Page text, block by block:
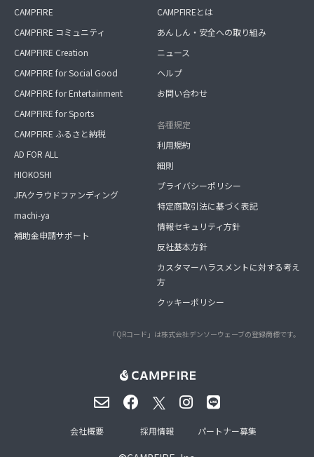
CAMPFIRE
CAMPFIRE コミュニティ
CAMPFIRE Creation
CAMPFIRE for Social Good
CAMPFIRE for Entertainment
CAMPFIRE for Sports
CAMPFIRE ふるさと納税
AD FOR ALL
HIOKOSHI
JFAクラウドファンディング
machi-ya
補助金申請サポート
CAMPFIREとは
あんしん・安全への取り組み
ニュース
ヘルプ
お問い合わせ
各種規定
利用規約
細則
プライバシーポリシー
特定商取引法に基づく表記
情報セキュリティ方針
反社基本方針
カスタマーハラスメントに対する考え
方
クッキーポリシー
「QRコード」は株式会社デンソーウェーブの登録商標です。
会社概要 採用情報 パートナー募集